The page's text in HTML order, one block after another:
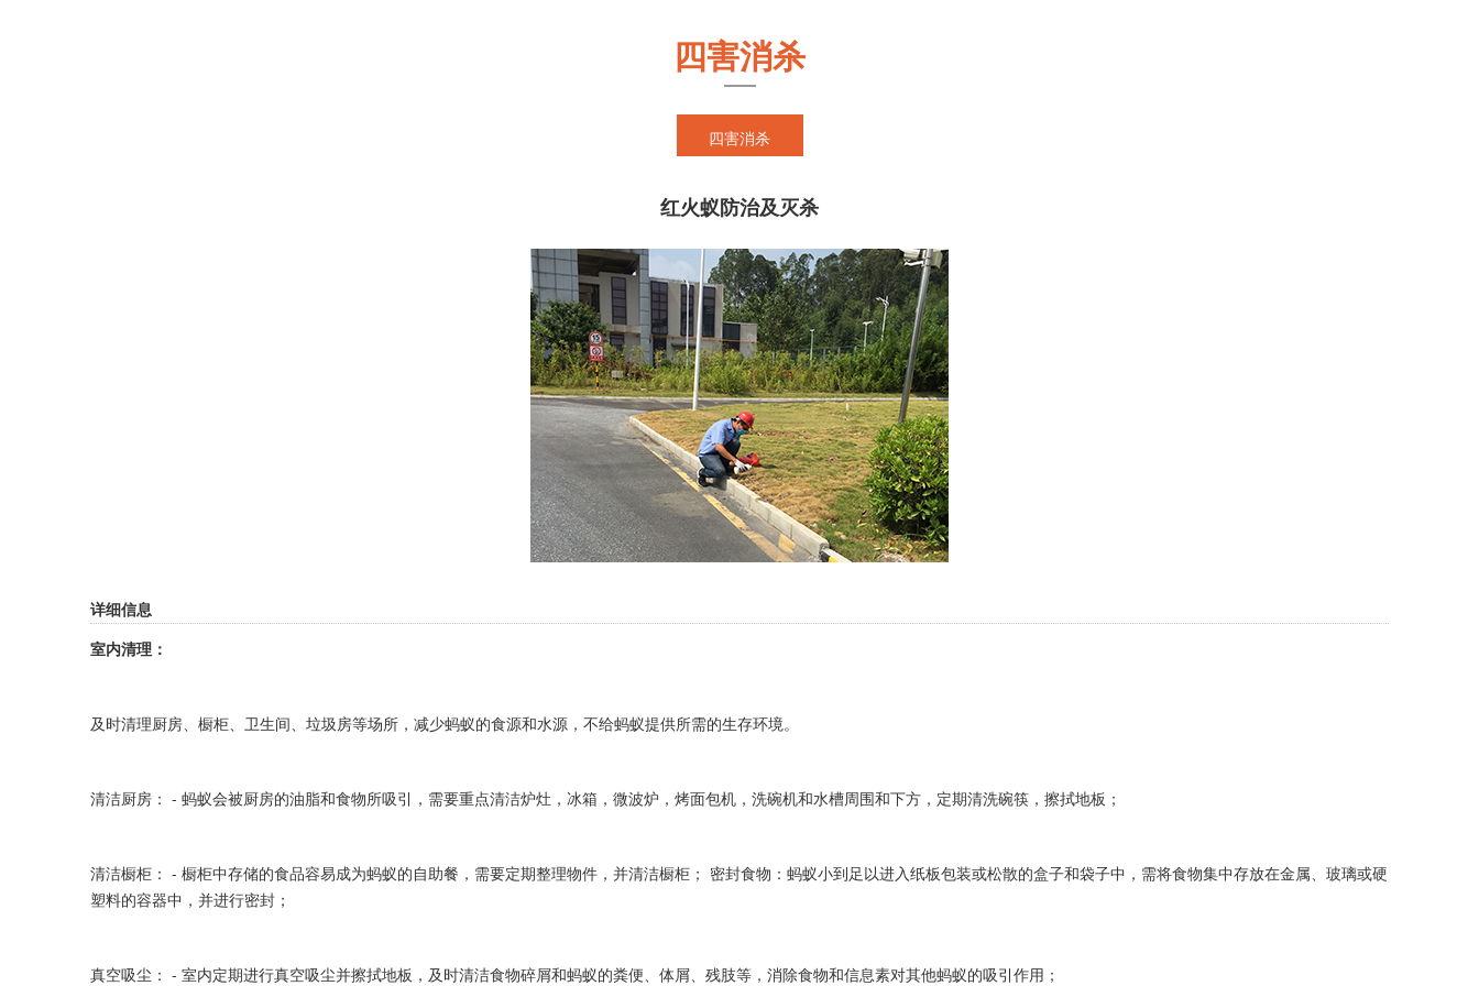
四害消杀
四害消杀
红火蚁防治及灭杀
详细信息
室内清理：
及时清理厨房、橱柜、卫生间、垃圾房等场所，减少蚂蚁的食源和水源，不给蚂蚁提供所需的生存环境。
清洁厨房： - 蚂蚁会被厨房的油脂和食物所吸引，需要重点清洁炉灶，冰箱，微波炉，烤面包机，洗碗机和水槽周围和下方，定期清洗碗筷，擦拭地板；
清洁橱柜： - 橱柜中存储的食品容易成为蚂蚁的自助餐，需要定期整理物件，并清洁橱柜； 密封食物：蚂蚁小到足以进入纸板包装或松散的盒子和袋子中，需将食物集中存放在金属、玻璃或硬
塑料的容器中，并进行密封；
真空吸尘： - 室内定期进行真空吸尘并擦拭地板，及时清洁食物碎屑和蚂蚁的粪便、体屑、残肢等，消除食物和信息素对其他蚂蚁的吸引作用；